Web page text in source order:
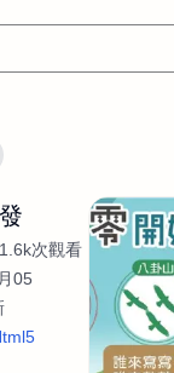
AI應用 AI
平面設計師
商業攝
WordPress網站架設
影像設計
1.6k次觀看
05